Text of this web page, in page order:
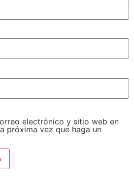
electrónico y sitio web en
próxima vez que haga un